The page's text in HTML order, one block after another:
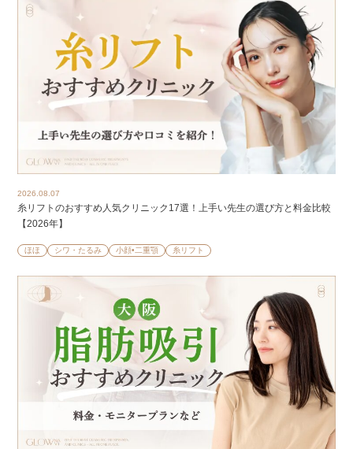
2026.08.07
糸リフトのおすすめ人気クリニック17選！上手い先生の選び方と料金比較
【2026年】
ほほ シワ・たるみ 小顔•二重顎 糸リフト